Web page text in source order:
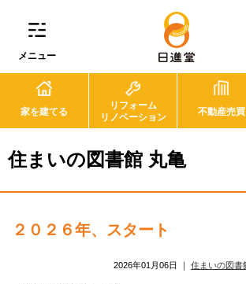
メニュー
家を建てる
リフォーム
リノベーション
不動産売買
住まいの図書館 丸亀
２０２６年、スタート
2026年01月06日 ｜ 住まいの図書